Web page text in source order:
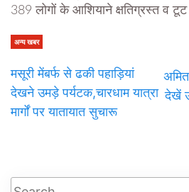
389 लोगों के आशियाने क्षतिग्रस्त व टूट
अन्य खबर
मसूरी मेंबर्फ से ढकी पहाड़ियां
देखने उमड़े पर्यटक,चारधाम यात्रा
मार्गों पर यातायात सुचारू
देखें